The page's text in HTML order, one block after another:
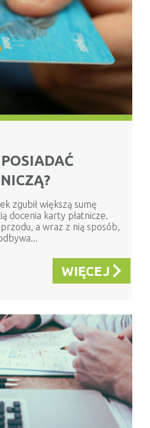
zgubił większą sumę
docenia karty płatnicze.
a wraz z nią sposób,
WIĘCEJ